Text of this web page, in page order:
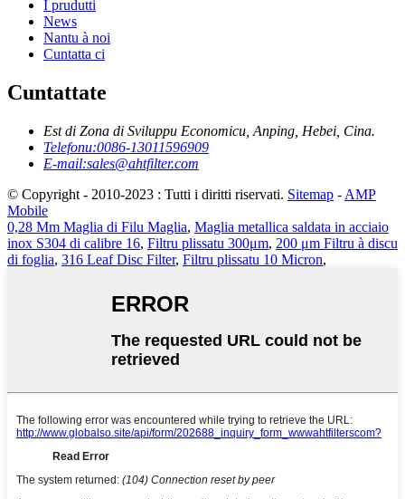
I prudutti
News
Nantu à noi
Cuntatta ci
Cuntattate
Est di Zona di Sviluppu Economicu, Anping, Hebei, Cina.
Telefonu:0086-13011596909
E-mail:sales@ahtfilter.com
© Copyright - 2010-2023 : Tutti i diritti riservati. Sitemap - AMP
Mobile
0,28 Mm Maglia di Filu Maglia, Maglia metallica saldata in acciaio
inox S304 di calibre 16, Filtru plissatu 300μm, 200 μm Filtru à discu
di foglia, 316 Leaf Disc Filter, Filtru plissatu 10 Micron,